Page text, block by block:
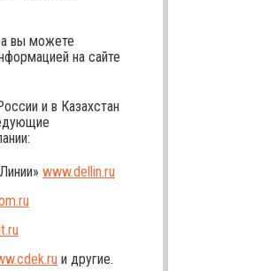
вы можете
на сайте
и в Казахстан
www.dellin.ru
.ru
и другие.